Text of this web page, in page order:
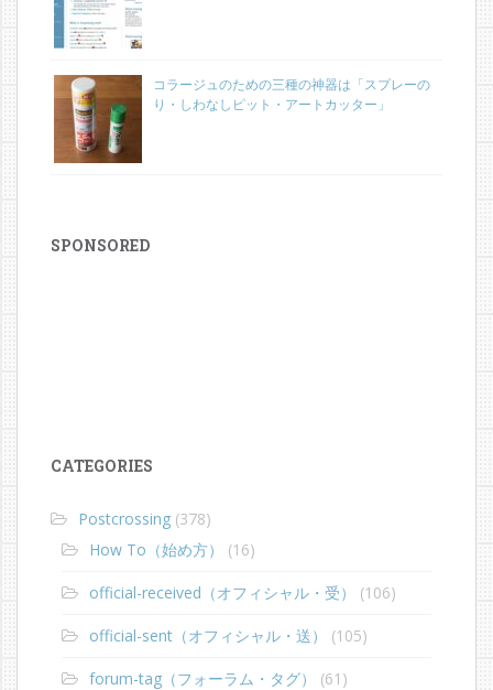
コラージュのための三種の神器は「スプレーの
り・しわなしピット・アートカッター」
SPONSORED
CATEGORIES
Postcrossing (378)
How To（始め方）
(16)
official-received（オフィシャル・受） (106)
official-sent（オフィシャル・送） (105)
forum-tag（フォーラム・タグ） (61)